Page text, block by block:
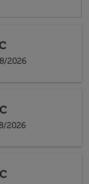
2026
2026